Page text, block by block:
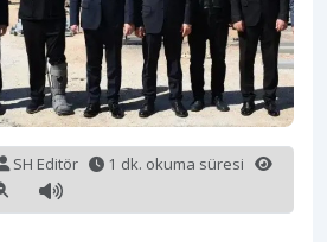
SH Editör
1 dk. okuma süresi